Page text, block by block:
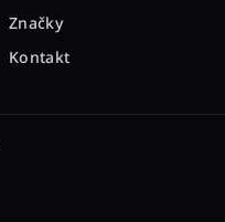
Značky
Kontakt